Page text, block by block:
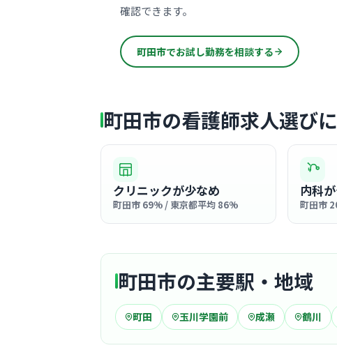
確認できます。
町田市でお試し勤務を相談する
町田市の看護師求人選び
クリニックが少なめ
町田市 69% / 東京都平均 86%
内科
町田市
町田市の主要駅・地域
町田 玉川学園前 成瀬 鶴川